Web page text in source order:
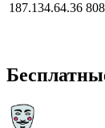
187.134.64.36